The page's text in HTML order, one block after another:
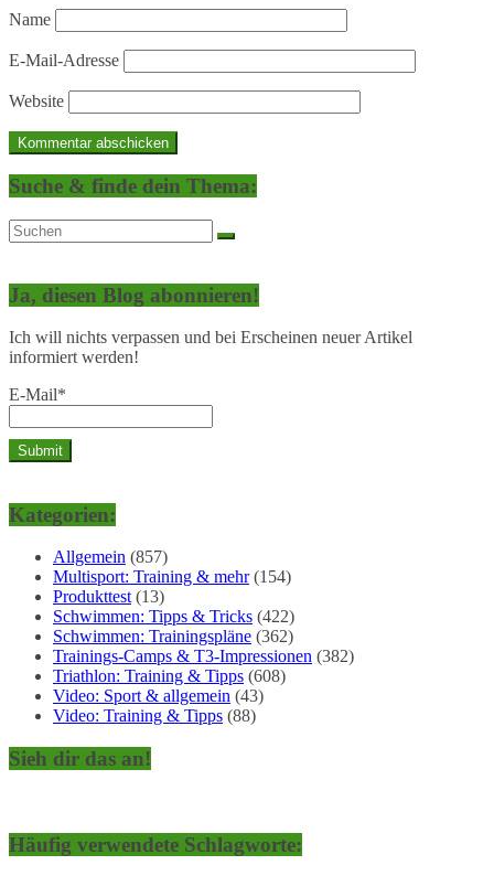
Name
E-Mail-Adresse
Website
Suche & finde dein Thema:
Ja, diesen Blog abonnieren!
Ich will nichts verpassen und bei Erscheinen neuer Artikel
informiert werden!
E-Mail*
Kategorien:
Allgemein (857)
Multisport: Training & mehr(154)
Produkttest(13)
Schwimmen: Tipps & Tricks (422)
Schwimmen: Trainingspläne (362)
Trainings-Camps & T3-Impressionen (382)
Triathlon: Training & Tipps (608)
Video: Sport & allgemein (43)
Video: Training & Tipps (88)
Sieh dir das an!
Häufig verwendete Schlagworte: